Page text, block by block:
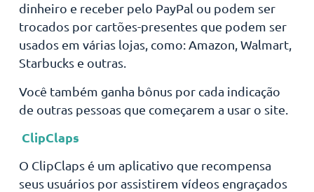
dinheiro e receber pelo PayPal ou podem ser
trocados por cartões-presentes que podem ser
usados em várias lojas, como: Amazon, Walmart,
Starbucks e outras.
Você também ganha bônus por cada indicação
de outras pessoas que começarem a usar o site.
ClipClaps
O ClipClaps é um aplicativo que recompensa
seus usuários por assistirem vídeos engraçados